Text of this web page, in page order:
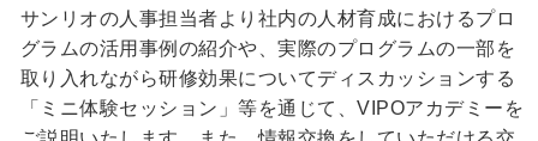
サンリオの人事担当者より社内の人材育成におけるプロ
グラムの活用事例の紹介や、実際のプログラムの一部を
取り入れながら研修効果についてディスカッションする
「ミニ体験セッション」等を通じて、VIPOアカデミーを